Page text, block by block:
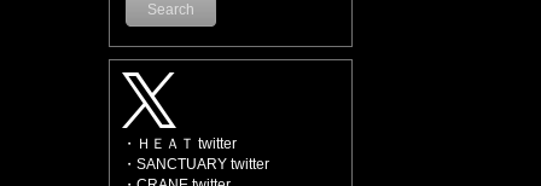
Search
・ＨＥＡＴ twitter
・SANCTUARY twitter